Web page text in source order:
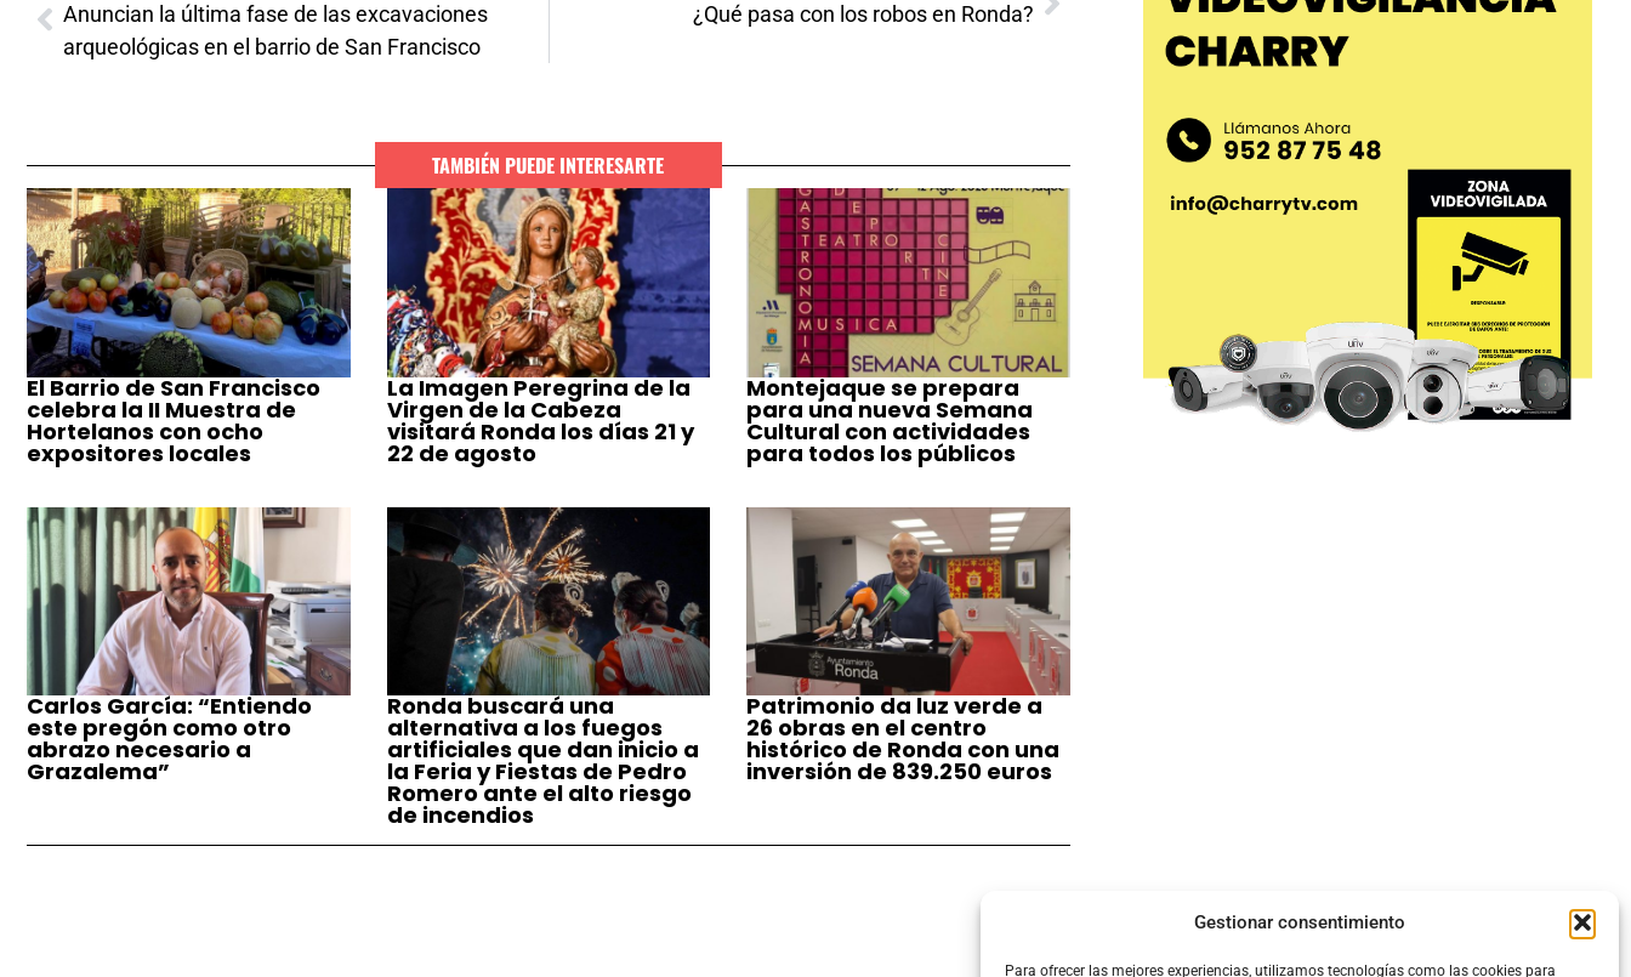
Gestionar consentimiento
Para ofrecer las mejores experiencias, utilizamos tecnologías como las cookies para
Anuncian la última fase de las excavaciones
arqueológicas en el barrio de San Francisco
¿Qué pasa con los robos en Ronda?
TAMBIÉN PUEDE INTERESARTE
El Barrio de San Francisco
celebra la II Muestra de
Hortelanos con ocho
expositores locales
La Imagen Peregrina de la
Virgen de la Cabeza
visitará Ronda los días 21 y
22 de agosto
Montejaque se prepara
para una nueva Semana
Cultural con actividades
para todos los públicos
Carlos García: “Entiendo
este pregón como otro
abrazo necesario a
Grazalema”
Ronda buscará una
alternativa a los fuegos
artificiales que dan inicio a
la Feria y Fiestas de Pedro
Romero ante el alto riesgo
de incendios
Patrimonio da luz verde a
26 obras en el centro
histórico de Ronda con una
inversión de 839.250 euros